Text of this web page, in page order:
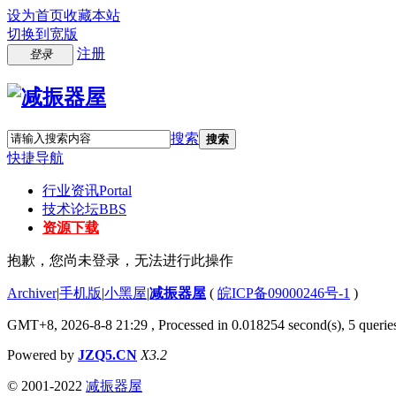
设为首页收藏本站
切换到宽版
登录 注册
搜索 搜索
快捷导航
行业资讯Portal
技术论坛BBS
资源下载
抱歉，您尚未登录，无法进行此操作
Archiver|手机版|小黑屋|减振器屋 ( 皖ICP备09000246号-1 )
GMT+8, 2026-8-8 21:29 , Processed in 0.018254 second(s), 5
Powered by JZQ5.CN X3.2
© 2001-2022 减振器屋